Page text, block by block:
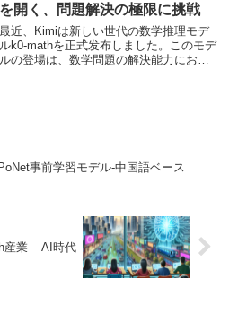
を開く、問題解決の極限に挑戦
最近、Kimiは新しい世代の数学推理モデ
ルk0-mathを正式发布しました。このモデ
ルの登場は、数学問題の解決能力におけ
PoNet事前学習モデル-中国語ベース
産業 – AI時代